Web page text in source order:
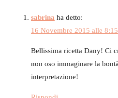
sabrina ha detto:
16 Novembre 2015 alle 8:15
Bellissima ricetta Dany! Ci
non oso immaginare la
interpretazione!